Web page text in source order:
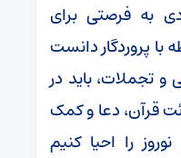
به فرصتی برای
با پروردگار دانست
تجملات، باید در
قرآن، دعا و کمک
را احیا کنیم